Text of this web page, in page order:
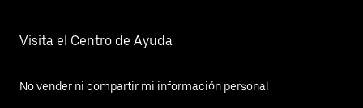
Visita el Centro de Ayuda
No vender ni compartir mi información personal